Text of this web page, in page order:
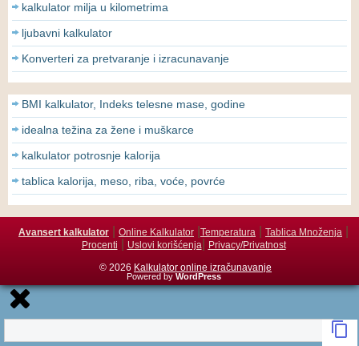
kalkulator milja u kilometrima
ljubavni kalkulator
Konverteri za pretvaranje i izracunavanje
BMI kalkulator, Indeks telesne mase, godine
idealna težina za žene i muškarce
kalkulator potrosnje kalorija
tablica kalorija, meso, riba, voće, povrće
Avansert kalkulator Online Kalkulator Temperatura Tablica Množenja
Procenti Uslovi korišćenja
Privacy/Privatnost
© 2026 Kalkulator online izračunavanje
Powered by WordPress